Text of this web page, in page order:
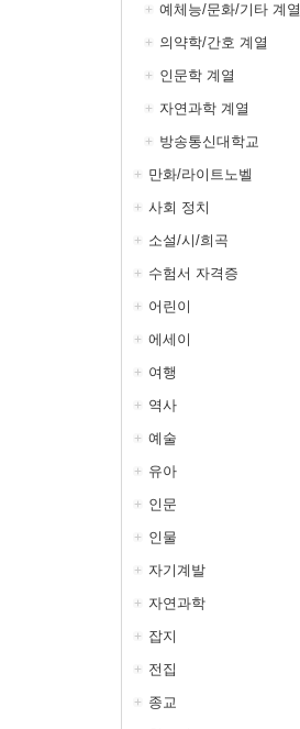
예체능/문화/기타 계열
의약학/간호 계열
인문학 계열
자연과학 계열
방송통신대학교
만화/라이트노벨
사회 정치
소설/시/희곡
수험서 자격증
어린이
에세이
여행
역사
예술
유아
인문
인물
자기계발
자연과학
잡지
전집
종교